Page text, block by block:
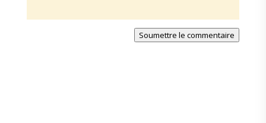
Soumettre le commentaire